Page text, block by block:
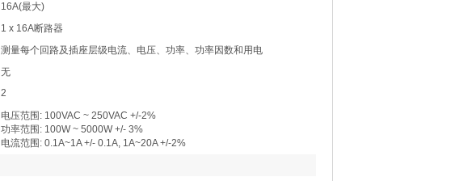
16A(最大)
1 x 16A断路器
测量每个回路及插座层级电流、电压、功率、功率因数和用电
无
2
电压范围: 100VAC ~ 250VAC +/-2%
功率范围: 100W ~ 5000W +/- 3%
电流范围: 0.1A~1A +/- 0.1A, 1A~20A +/-2%